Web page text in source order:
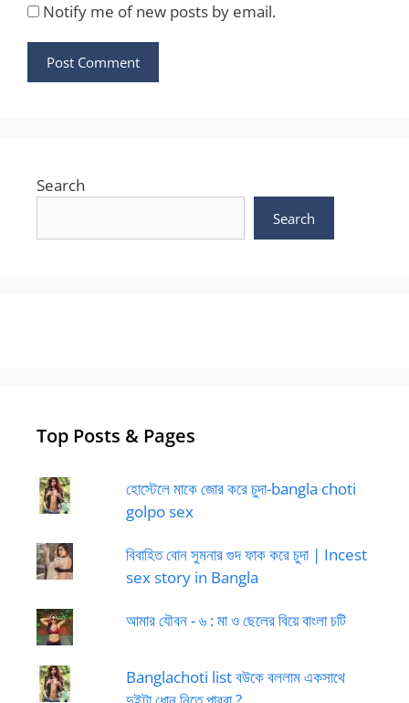
Notify me of new posts by email.
Search
Search
Top Posts & Pages
হোস্টেলে মাকে জোর করে চুদা-bangla choti
golpo sex
বিবাহিত বোন সুমনার গুদ ফাক করে চুদা | Incest
sex story in Bangla
আমার যৌবন - ৬ : মা ও ছেলের বিয়ে বাংলা চটি
Banglachoti list বউকে বললাম একসাথে